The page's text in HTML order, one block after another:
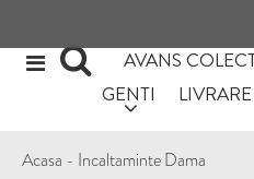
AVANS
GENTI
Acasa - Incaltaminte Dama